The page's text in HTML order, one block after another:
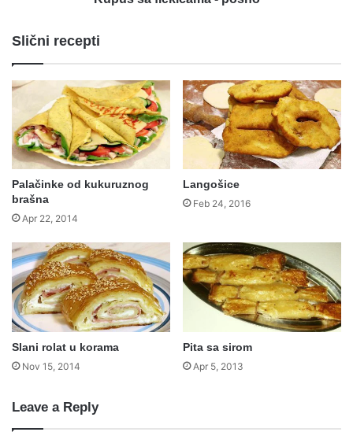
Slični recepti
Palačinke od kukuruznog
brašna
Apr 22, 2014
Langošice
Feb 24, 2016
Slani rolat u korama
Nov 15, 2014
Pita sa sirom
Apr 5, 2013
Leave a Reply